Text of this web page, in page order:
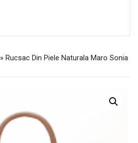
» Rucsac Din Piele Naturala Maro Sonia